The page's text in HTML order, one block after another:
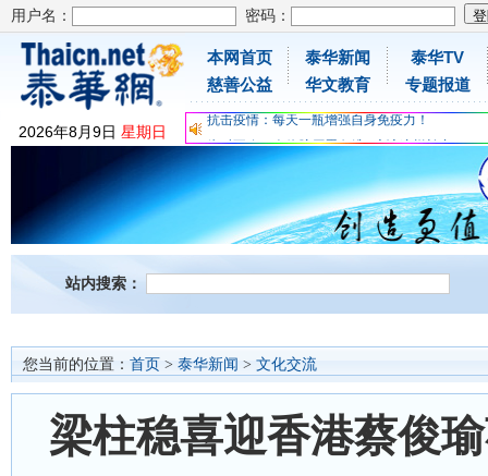
用户名： 密码：
2026年8月9日 星期日
本网首页
慈善公益
泰华新闻
华文教育
泰华TV
专题报道
为时不晚，人体胶原蛋白维C应该这样补充
关爱儿童健康，免费领取日本原装尤妮佳超立体
抗击疫情：每天一瓶增强自身免疫力！
为时不晚，人体胶原蛋白维C应该这样补充
关爱儿童健康，免费领取日本原装尤妮佳超立体
抗击疫情：每天一瓶增强自身免疫力！
站内搜索：
您当前的位置： 首页 > 泰华新闻 > 文化交流
梁柱稳喜迎香港蔡俊